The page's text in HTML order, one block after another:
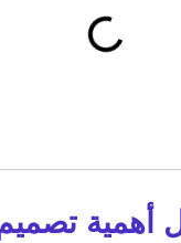
أهمية